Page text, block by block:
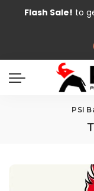
Flash Sale! to
PSI